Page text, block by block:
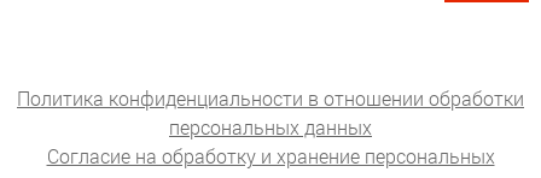
Политика конфиденциальности в отношении обработки
персональных данных
Согласие на обработку и хранение персональных